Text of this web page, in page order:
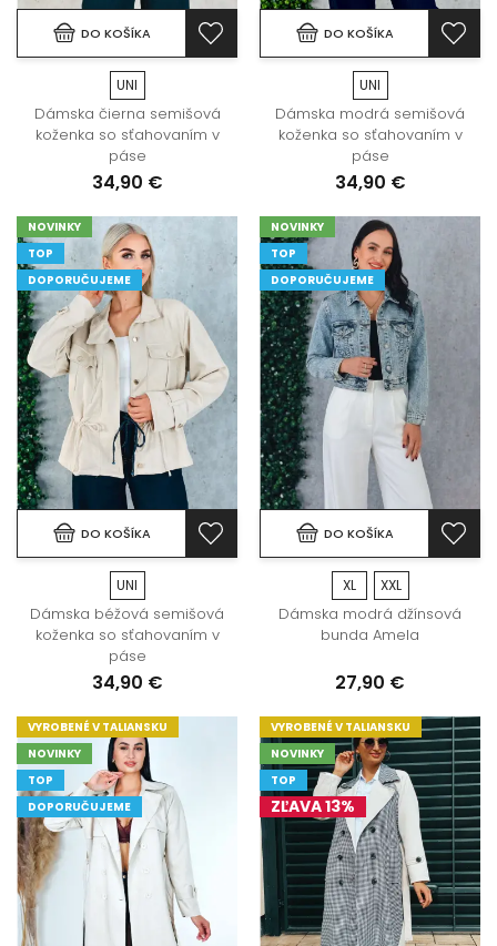
DO KOŠÍKA
UNI
Dámska čierna semišová
koženka so sťahovaním v
páse
34,90 €
DO KOŠÍKA
UNI
Dámska modrá semišová
koženka so sťahovaním v
páse
34,90 €
NOVINKY
TOP
DOPORUČUJEME
DO KOŠÍKA
UNI
Dámska béžová semišová
koženka so sťahovaním v
páse
34,90 €
NOVINKY
TOP
DOPORUČUJEME
DO KOŠÍKA
XL XXL
Dámska modrá džínsová
bunda Amela
27,90 €
VYROBENÉ V TALIANSKU
NOVINKY
TOP
DOPORUČUJEME
VYROBENÉ V TALIANSKU
NOVINKY
TOP
ZĽAVA 13%